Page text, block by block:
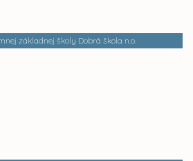
základnej školy Dobrá škola n.o.